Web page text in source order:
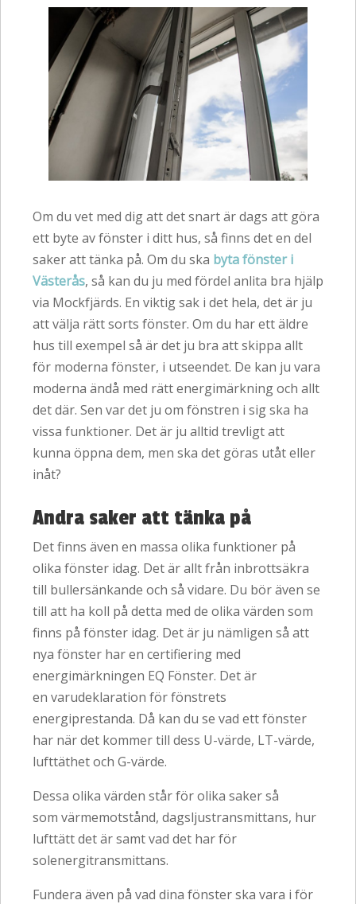
Om du vet med dig att det snart är dags att göra
ett byte av fönster i ditt hus, så finns det en del
saker att tänka på. Om du ska byta fönster i
Västerås, så kan du ju med fördel anlita bra hjälp
via Mockfjärds. En viktig sak i det hela, det är ju
att välja rätt sorts fönster. Om du har ett äldre
hus till exempel så är det ju bra att skippa allt
för moderna fönster, i utseendet. De kan ju vara
moderna ändå med rätt energimärkning och allt
det där. Sen var det ju om fönstren i sig ska ha
vissa funktioner. Det är ju alltid trevligt att
kunna öppna dem, men ska det göras utåt eller
inåt?
Andra saker att tänka på
Det finns även en massa olika funktioner på
olika fönster idag. Det är allt från inbrottsäkra
till bullersänkande och så vidare. Du bör även se
till att ha koll på detta med de olika värden som
finns på fönster idag. Det är ju nämligen så att
nya fönster har en certifiering med
energimärkningen EQ Fönster. Det är
en varudeklaration för fönstrets
energiprestanda. Då kan du se vad ett fönster
har när det kommer till dess U-värde, LT-värde,
lufttäthet och G-värde.
Dessa olika värden står för olika saker så
som värmemotstånd, dagsljustransmittans, hur
lufttätt det är samt vad det har för
solenergitransmittans.
Fundera även på vad dina fönster ska vara i för